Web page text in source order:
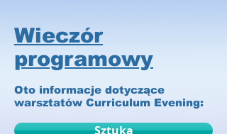
Wieczór
programowy
Oto informacje dotyczące
warsztatów Curriculum Evening:
Sztuka